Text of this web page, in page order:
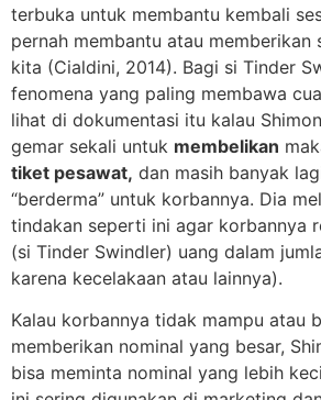
terbuka untuk membantu kembali
pernah membantu atau memberikan
kita (Cialdini, 2014). Bagi si Tinder
fenomena yang paling membawa
lihat di dokumentasi itu kalau
gemar sekali untuk membelikan
tiket pesawat, dan masih banyak
“berderma” untuk korbannya. Dia
tindakan seperti ini agar korbannya
(si Tinder Swindler) uang dalam
karena kecelakaan atau lainnya).
Kalau korbannya tidak mampu atau
memberikan nominal yang besar,
bisa meminta nominal yang lebih